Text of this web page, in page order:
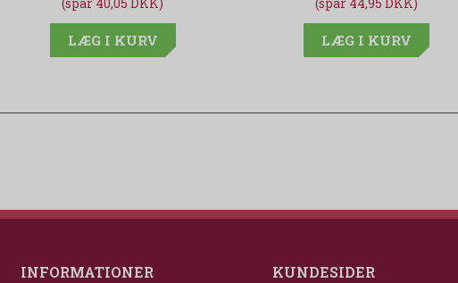
LÆG I KURV LÆG I KURV
INFORMATIONER KUNDESIDER